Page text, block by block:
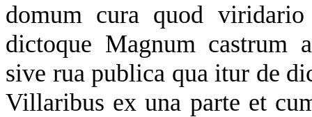
domum cura quod
dictoque Magnum castrum
sive rua publica qua itur de
Villaribus ex una parte et